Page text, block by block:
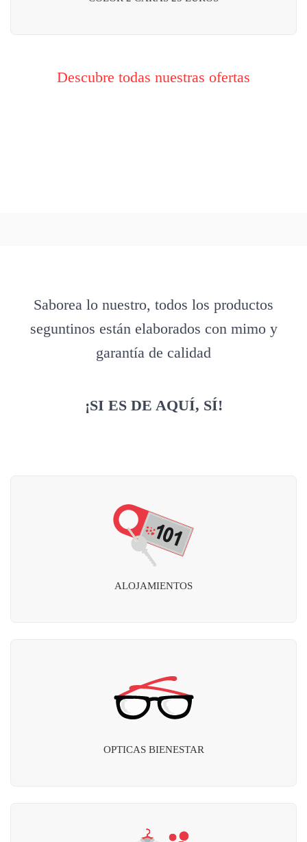
Descubre todas nuestras ofertas
Saborea lo nuestro, todos los productos
seguntinos están elaborados con mimo y
garantía de calidad
¡SI ES DE AQUÍ, SÍ!
ALOJAMIENTOS
OPTICAS BIENESTAR